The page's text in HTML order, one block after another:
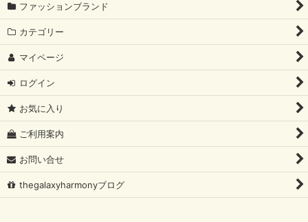
OTHER
ファッションブランド
カテゴリー
マイページ
ログイン
お気に入り
ご利用案内
お問い合せ
thegalaxyharmonyブログ